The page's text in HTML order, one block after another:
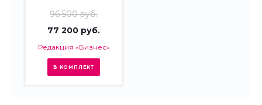
96 500 руб.
77 200 руб.
Редакция «Бизнес»
В КОМПЛЕКТ